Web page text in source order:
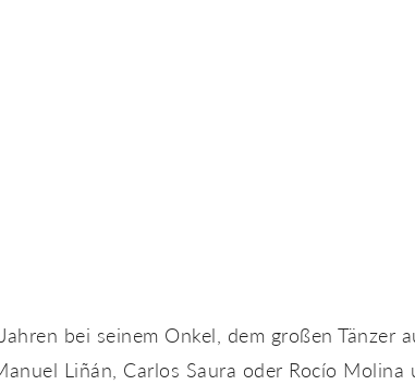
bei seinem Onkel, dem großen Tänzer
Liñán, Carlos Saura oder Rocío Molina